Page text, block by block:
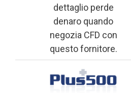
dettaglio perde
denaro quando
negozia CFD con
questo fornitore.